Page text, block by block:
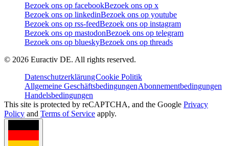
Bezoek ons op facebookBezoek ons op x
Bezoek ons op linkedinBezoek ons op youtube
Bezoek ons op rss-feedBezoek ons op instagram
Bezoek ons op mastodonBezoek ons op telegram
Bezoek ons op blueskyBezoek ons op threads
© 2026 Euractiv DE. All rights reserved.
DatenschutzerklärungCookie Politik
Allgemeine GeschäftsbedingungenAbonnementbedingungen
Handelsbedingungen
This site is protected by reCAPTCHA, and the Google Privacy
Policy and Terms of Service apply.